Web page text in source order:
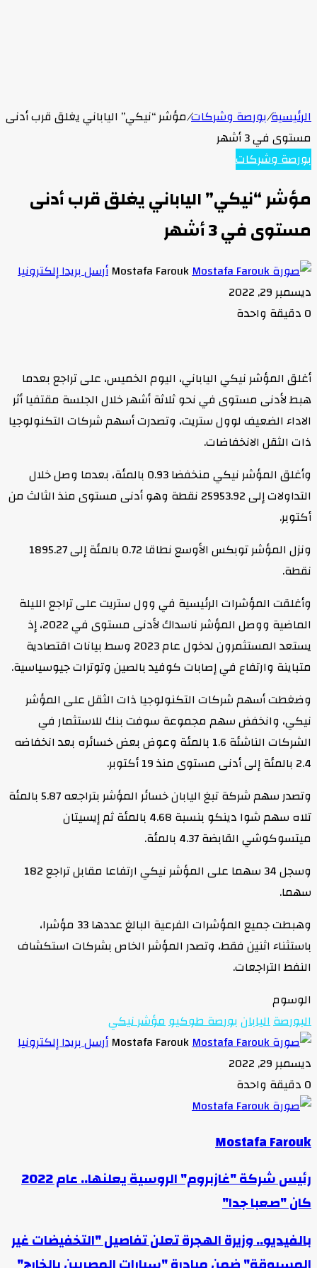
الرئيسية/بورصة وشركات/مؤشر “نيكي” الياباني يغلق قرب أدنى
مستوى في 3 أشهر
بورصة وشركات
مؤشر “نيكي” الياباني يغلق قرب أدنى
مستوى في 3 أشهر
Mostafa Farouk أرسل بريدا إلكترونيا
ديسمبر 29, 2022
0 دقيقة واحدة
أغلق المؤشر نيكي الياباني، اليوم الخميس، على تراجع بعدما
هبط لأدنى مستوى في نحو ثلاثة أشهر خلال الجلسة مقتفيا أثر
الاداء الضعيف لوول ستريت، وتصدرت أسهم شركات التكنولوجيا
ذات الثقل الانخفاضات.
وأغلق المؤشر نيكي منخفضا 0.93 بالمئة، بعدما وصل خلال
التداولات إلى 25953.92 نقطة وهو أدنى مستوى منذ الثالث من
أكتوبر.
ونزل المؤشر توبكس الأوسع نطاقا 0.72 بالمئة إلى 1895.27
نقطة.
وأغلقت المؤشرات الرئيسية في وول ستريت على تراجع الليلة
الماضية ووصل المؤشر ناسداك لأدنى مستوى في 2022، إذ
يستعد المستثمرون لدخول عام 2023 وسط بيانات اقتصادية
متباينة وارتفاع في إصابات كوفيد بالصين وتوترات جيوسياسية.
وضغطت أسهم شركات التكنولوجيا ذات الثقل على المؤشر
نيكي، وانخفض سهم مجموعة سوفت بنك للاستثمار في
الشركات الناشئة 1.6 بالمئة وعوض بعض خسائره بعد انخفاضه
2.4 بالمئة إلى أدنى مستوى منذ 19 أكتوبر.
وتصدر سهم شركة تبغ اليابان خسائر المؤشر بتراجعه 5.87 بالمئة
تلاه سهم شوا دينكو بنسبة 4.68 بالمئة ثم إيسيتان
ميتسوكوشي القابضة 4.37 بالمئة.
وسجل 34 سهما على المؤشر نيكي ارتفاعا مقابل تراجع 182
سهما.
وهبطت جميع المؤشرات الفرعية البالغ عددها 33 مؤشرا،
باستثناء اثنين فقط، وتصدر المؤشر الخاص بشركات استكشاف
النفط التراجعات.
الوسوم
البورصةاليابانبورصة طوكيومؤشر نيكي
Mostafa Farouk أرسل بريدا إلكترونيا
ديسمبر 29, 2022
0 دقيقة واحدة
Mostafa Farouk
رئيس شركة "غازبروم" الروسية يعلنها.. عام 2022
كان "صعبا جدا"
بالفيديو.. وزيرة الهجرة تعلن تفاصيل "التخفيضات غير